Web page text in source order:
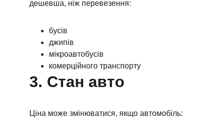
дешевша, ніж перевезення:
бусів
джипів
мікроавтобусів
комерційного транспорту
3. Стан авто
Ціна може змінюватися, якщо автомобіль: